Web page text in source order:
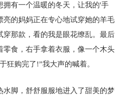
有一个温暖的冬天，让我的'手
亮的妈妈正在专心地试穿她的羊毛
穿那款，看的我是眼花缭乱。最后
零食，右手拿着衣服，像一个木头
狂购完了!”我大声的喊着。
水脚，舒舒服服地进入了甜美的梦